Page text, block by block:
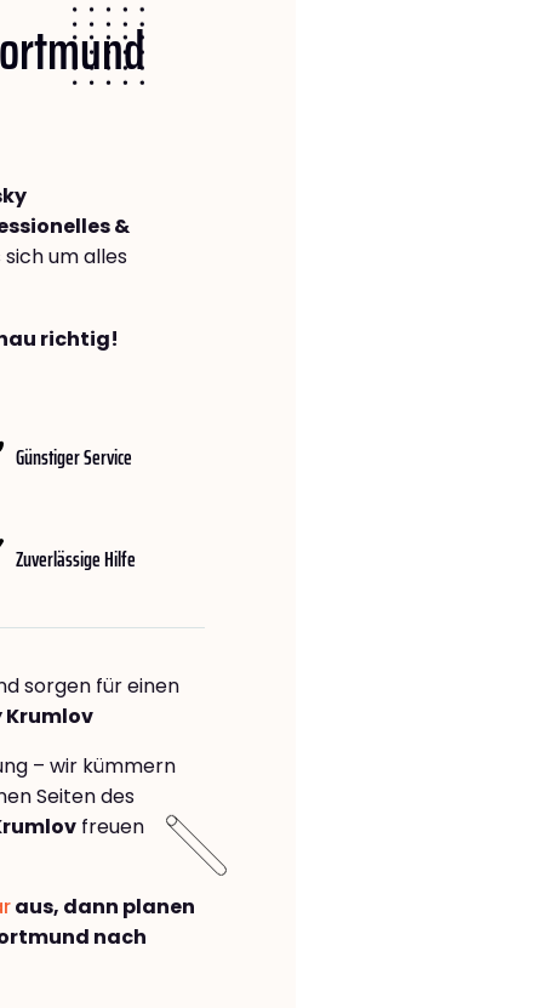
&
sich um alles
richtig!
Günstiger Service
Zuverlässige Hilfe
sorgen für einen
Krumlov
– wir kümmern
Seiten des
freuen
aus, dann planen
nach